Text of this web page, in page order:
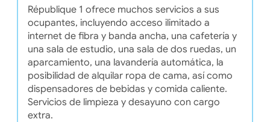
République 1 ofrece muchos servicios a sus
ocupantes, incluyendo acceso ilimitado a
internet de fibra y banda ancha, una cafetería y
una sala de estudio, una sala de dos ruedas, un
aparcamiento, una lavandería automática, la
posibilidad de alquilar ropa de cama, así como
dispensadores de bebidas y comida caliente.
Servicios de limpieza y desayuno con cargo
extra.